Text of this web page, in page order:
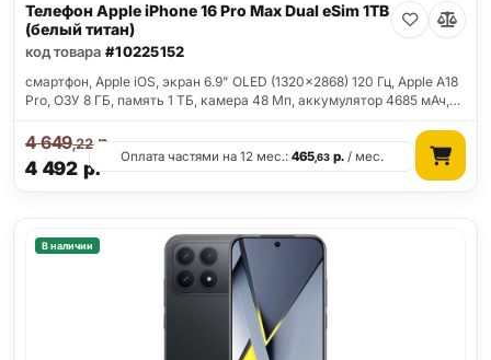
Телефон Apple iPhone 16 Pro Max Dual eSim 1TB
(белый титан)
код товара #10225152
смартфон, Apple iOS, экран 6.9" OLED (1320x2868) 120 Гц, Apple A18
Pro, ОЗУ 8 ГБ, память 1 ТБ, камера 48 Мп, аккумулятор 4685 мАч,…
4 492 р.
4 649,22р.
Оплата частями на 12 мес.:465,63 р. / мес.
В наличии